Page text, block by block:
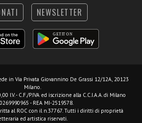
NEWSLETTER
in Via Privata Giovannino De Grassi 12/12A, 20123
Milano.
I.V. - C.F./P.IVA ed iscrizione alla C.C.I.A.A. di Milano
- REA MI-2519578.
al ROC con il n.37767. Tutti i diritti di proprietà
ed artistica riservati.